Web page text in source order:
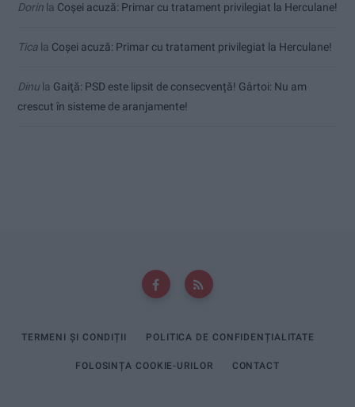
Dorin la Coșei acuză: Primar cu tratament privilegiat la Herculane!
Tica la Coșei acuză: Primar cu tratament privilegiat la Herculane!
Dinu la Gaiţă: PSD este lipsit de consecvență! Gârtoi: Nu am
crescut în sisteme de aranjamente!
TERMENI ȘI CONDIȚII POLITICA DE CONFIDENȚIALITATE
FOLOSINȚA COOKIE-URILOR CONTACT